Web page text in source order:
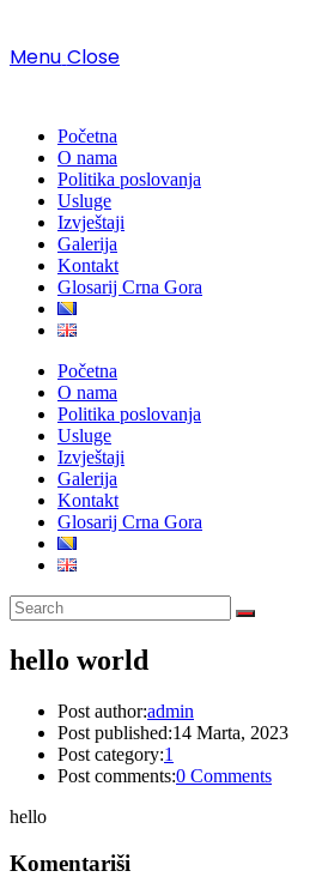
Menu Close
Početna
O nama
Politika poslovanja
Usluge
Izvještaji
Galerija
Kontakt
Glosarij Crna Gora
Početna
O nama
Politika poslovanja
Usluge
Izvještaji
Galerija
Kontakt
Glosarij Crna Gora
hello world
Post author:admin
Post published:14 Marta, 2023
Post category:1
Post comments:0 Comments
hello
Komentariši